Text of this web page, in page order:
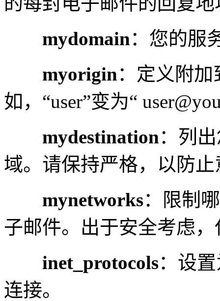
mydomain：您的服
myorigin：定义附
如，“user”变为“
mydestination：列
域。请保持严格，以防
mynetworks：限制
子邮件。出于安全考虑，
inet_protocols：设
连接。